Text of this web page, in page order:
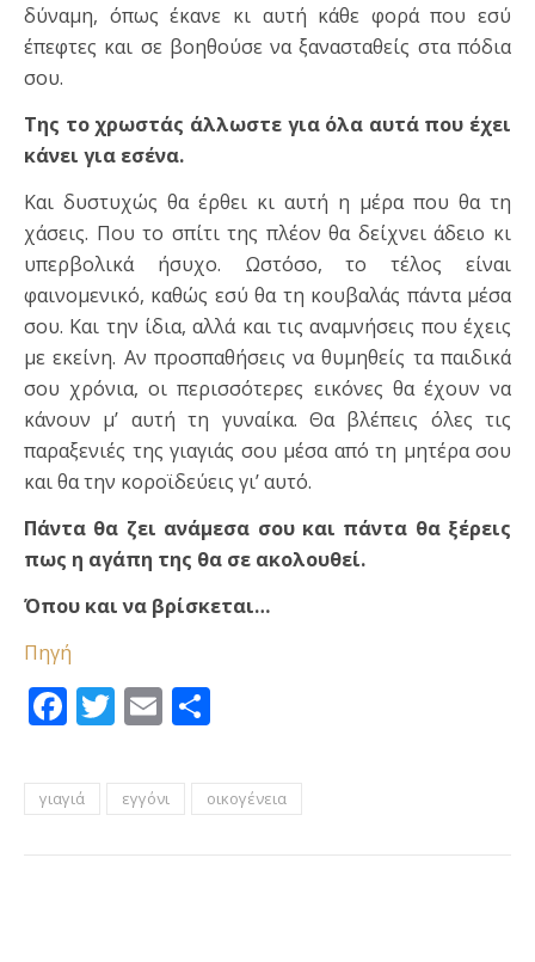
δύναμη, όπως έκανε κι αυτή κάθε φορά που εσύ
έπεφτες και σε βοηθούσε να ξανασταθείς στα πόδια
σου.
Της το χρωστάς άλλωστε για όλα αυτά που έχει
κάνει για εσένα.
Και δυστυχώς θα έρθει κι αυτή η μέρα που θα τη
χάσεις. Που το σπίτι της πλέον θα δείχνει άδειο κι
υπερβολικά ήσυχο. Ωστόσο, το τέλος είναι
φαινομενικό, καθώς εσύ θα τη κουβαλάς πάντα μέσα
σου. Και την ίδια, αλλά και τις αναμνήσεις που έχεις
με εκείνη. Αν προσπαθήσεις να θυμηθείς τα παιδικά
σου χρόνια, οι περισσότερες εικόνες θα έχουν να
κάνουν μ’ αυτή τη γυναίκα. Θα βλέπεις όλες τις
παραξενιές της γιαγιάς σου μέσα από τη μητέρα σου
και θα την κοροϊδεύεις γι’ αυτό.
Πάντα θα ζει ανάμεσα σου και πάντα θα ξέρεις
πως η αγάπη της θα σε ακολουθεί.
Όπου και να βρίσκεται…
Πηγή
Facebook
Twitter
Email
γιαγιά εγγόνι οικογένεια